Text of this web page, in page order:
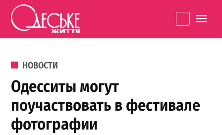
Перейти к содержанию
життя
ОПУБЛИКОВАНО В
НОВОСТИ
Одесситы могут
поучаствовать в фестивале
фотографии